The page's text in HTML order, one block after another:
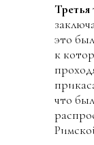
Третья
это
к
что